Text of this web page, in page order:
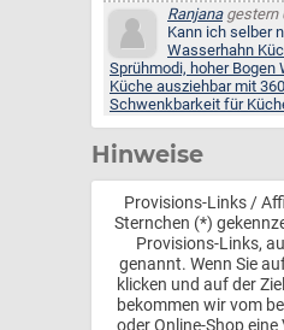
Ranjanagestern
Kann ich selber
Wasserhahn
Sprühmodi, hoher Bogen
Küche ausziehbar mit
Schwenkbarkeit für
Hinweise
Provisions-Links /
Sternchen (*)
Provisions-Links,
genannt. Wenn Sie
klicken und auf der
bekommen wir vom